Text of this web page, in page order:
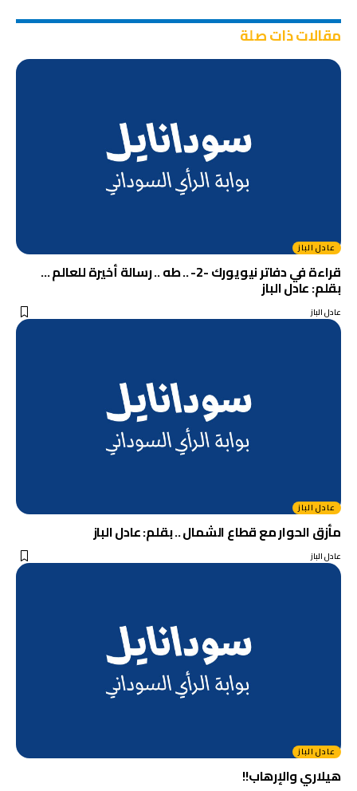
مقالات ذات صلة
عادل الباز
قراءة في دفاتر نيويورك -2- .. طه .. رسالة أخيرة للعالم …
بقلم: عادل الباز
عادل الباز
عادل الباز
مأزق الحوار مع قطاع الشمال .. بقلم: عادل الباز
عادل الباز
عادل الباز
هيلاري والإرهاب!!